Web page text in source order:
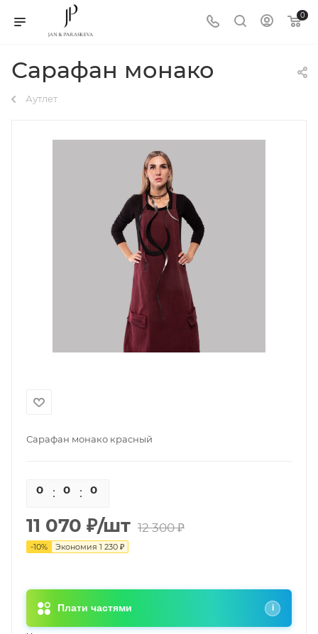
0
Сарафан монако
Аутлет
Сарафан монако красный
0 0 0
11 070 ₽/шт 12 300₽
-10% Экономия 1 230 ₽
Плати частями i